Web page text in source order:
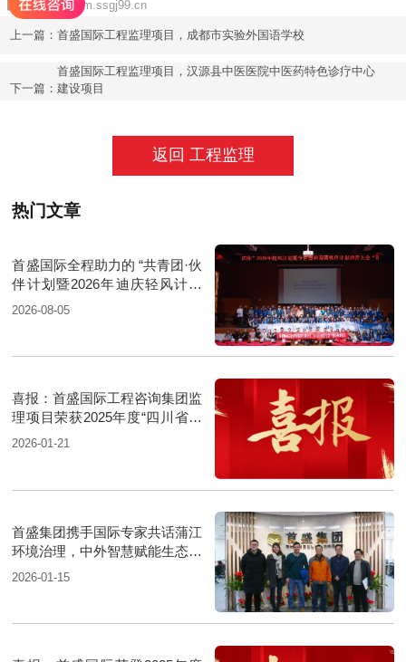
【版权所有】：
m.ssgj99.cn
上一篇： 首盛国际工程监理项目，成都市实验外国语学校
下一篇：
首盛国际工程监理项目，汉源县中医医院中医药特色诊疗中心
建设项目
返回 工程监理
热门文章
首盛国际全程助力的 “共青团·伙
伴计划暨2026年迪庆轻风计划
夏令营”圆满落幕
2026-08-05
喜报：首盛国际工程咨询集团监
理项目荣获2025年度“四川省优
质机电安装工程”
2026-01-21
首盛集团携手国际专家共话蒲江
环境治理，中外智慧赋能生态升
级
2026-01-15